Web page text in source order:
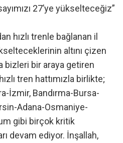
27’ye yükselteceğiz”
hızlı trenle bağlanan il
altını çizen
bizleri bir araya getiren
tren hattımızla birlikte;
İzmir, Bandırma-Bursa-
Adana-Osmaniye-
gibi birçok kritik
devam ediyor. İnşallah,